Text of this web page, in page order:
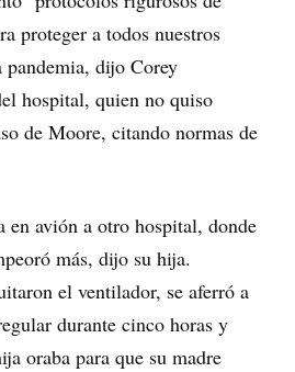
proteger a todos nuestros
pandemia, dijo Corey
hospital, quien no quiso
de Moore, citando normas de
en avión a otro hospital, donde
más, dijo su hija.
el ventilador, se aferró a
durante cinco horas y
oraba para que su madre